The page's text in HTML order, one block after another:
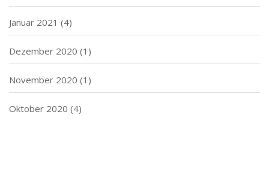
Januar 2021 (4)
Dezember 2020 (1)
November 2020 (1)
Oktober 2020 (4)